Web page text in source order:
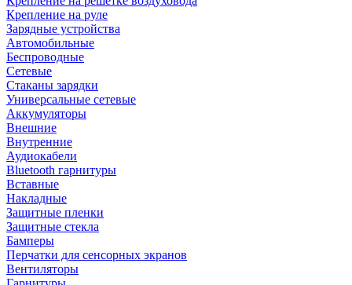
Крепление на руле
Зарядные устройства
Автомобильные
Беспроводные
Сетевые
Стаканы зарядки
Универсальные сетевые
Аккумуляторы
Внешние
Внутренние
Аудиокабели
Bluetooth гарнитуры
Вставные
Накладные
Защитные пленки
Защитные стекла
Бамперы
Перчатки для сенсорных экранов
Вентиляторы